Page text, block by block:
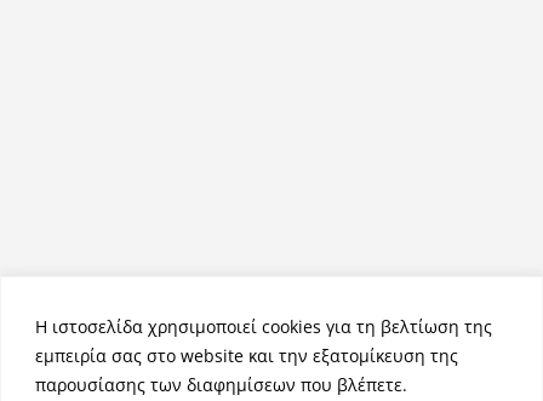
Η ιστοσελίδα χρησιμοποιεί cookies για τη βελτίωση της
εμπειρία σας στο website και την εξατομίκευση της
παρουσίασης των διαφημίσεων που βλέπετε.